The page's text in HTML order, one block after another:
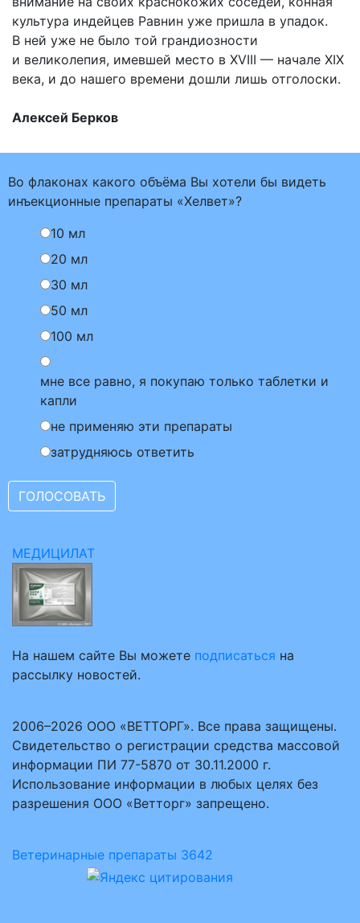
культура индейцев Равнин уже пришла в упадок.
В ней уже не было той грандиозности
и великолепия, имевшей место в XVIII — начале XIX
века, и до нашего времени дошли лишь отголоски.
Алексей Берков
Во флаконах какого объёма Вы хотели бы видеть
инъекционные препараты «Хелвет»?
10 мл
20 мл
30 мл
50 мл
100 мл
мне все равно, я покупаю только таблетки и
капли
не применяю эти препараты
затрудняюсь ответить
МЕДИЦИЛАТ
На нашем сайте Вы можете подписаться на
рассылку новостей.
2006–2026 ООО «ВЕТТОРГ». Все права защищены.
Свидетельство о регистрации средства массовой
информации ПИ 77-5870 от 30.11.2000 г.
Использование информации в любых целях без
разрешения ООО «Ветторг» запрещено.
Ветеринарные препараты 3642